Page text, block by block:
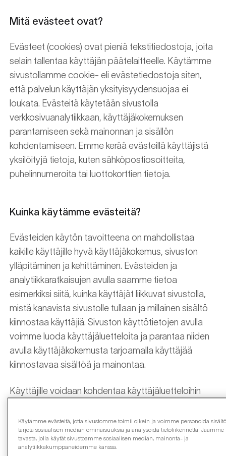
Mitä evästeet ovat?
Evästeet (cookies) ovat pieniä tekstitiedostoja, joita
selain tallentaa käyttäjän päätelaitteelle. Käytämme
sivustollamme cookie- eli evästetiedostoja siten,
että palvelun käyttäjän yksityisyydensuojaa ei
loukata. Evästeitä käytetään sivustolla
verkkosivuanalytiikkaan, käyttäjäkokemuksen
parantamiseen sekä mainonnan ja sisällön
kohdentamiseen. Emme kerää evästeillä käyttäjistä
yksilöityjä tietoja, kuten sähköpostiosoitteita,
puhelinnumeroita tai luottokorttien tietoja.
Kuinka käytämme evästeitä?
Evästeiden käytön tavoitteena on mahdollistaa
kaikille käyttäjille hyvä käyttäjäkokemus, sivuston
ylläpitäminen ja kehittäminen. Evästeiden ja
analytiikkaratkaisujen avulla saamme tietoa
esimerkiksi siitä, kuinka käyttäjät liikkuvat sivustolla,
mistä kanavista sivustolle tullaan ja millainen sisältö
kiinnostaa käyttäjiä. Sivuston käyttötietojen avulla
voimme luoda käyttäjäluetteloita ja parantaa niiden
avulla käyttäjäkokemusta tarjoamalla käyttäjää
kiinnostavaa sisältöä ja mainontaa.
Käyttäjille voidaan kohdentaa käyttäjäluetteloihin
palveluntarjoajien (esim. Google) järjestelmiä
hyödyntäen. Käyttäjäluetteloihin perustuvassa
markkinoinnissa hyödynnetään tällä sivustolla
Käytämme evästeitä, jotta sivustomme toimii oikein ja voimme personoida
tarjota sosiaalisen median ominaisuuksia ja analysoida tietoliikennettä. Jaamme
tavasta, jolla käytät sivustoamme sosiaalisen median, mainonta- ja
analytiikkakumppaneidemme kanssa.